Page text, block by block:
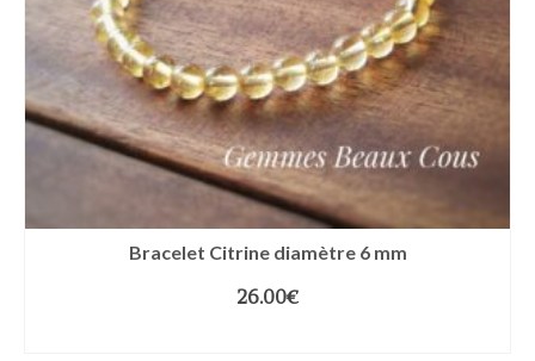
Bracelet Citrine diamètre 6 mm
26.00€